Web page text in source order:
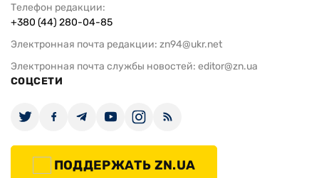
Телефон редакции:
+380 (44) 280-04-85
Электронная почта редакции: zn94@ukr.net
Электронная почта службы новостей: editor@zn.ua
СОЦСЕТИ
ПОДДЕРЖАТЬ ZN.UA